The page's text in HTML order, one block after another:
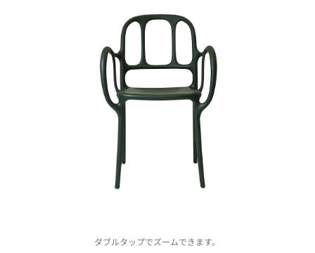
ダブルタップでズームできます。